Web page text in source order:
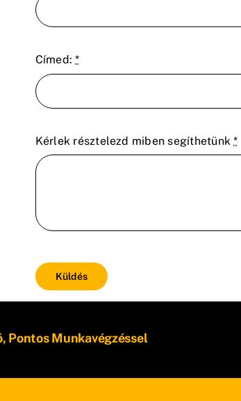
Címed:*
Kérlek résztelezd miben segíthetünk*
Küldés
Pontos Munkavégzéssel